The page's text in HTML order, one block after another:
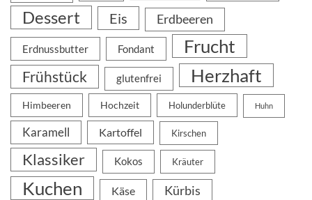
Dessert Eis Erdbeeren
Erdnussbutter Fondant Frucht
Frühstück glutenfrei Herzhaft
Himbeeren Hochzeit Holunderblüte Huhn
Karamell Kartoffel Kirschen
Klassiker Kokos Kräuter
Kuchen Käse Kürbis